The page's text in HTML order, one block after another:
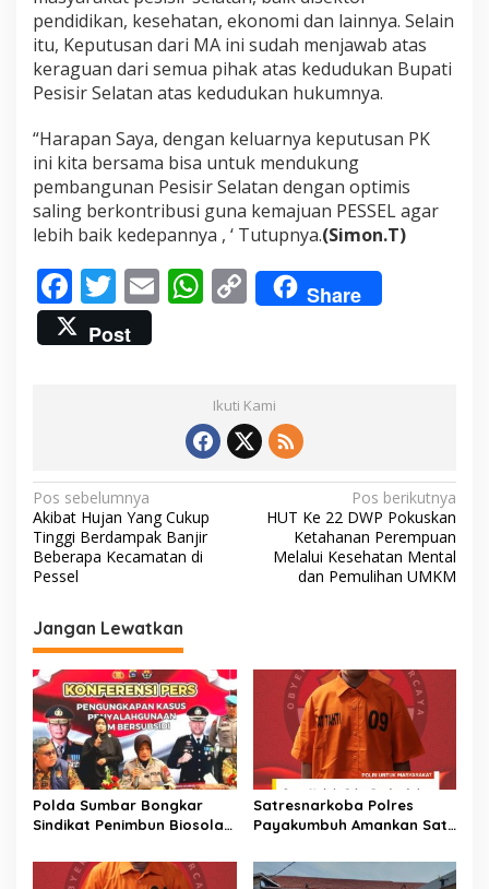
pendidikan, kesehatan, ekonomi dan lainnya. Selain
itu, Keputusan dari MA ini sudah menjawab atas
keraguan dari semua pihak atas kedudukan Bupati
Pesisir Selatan atas kedudukan hukumnya.
“Harapan Saya, dengan keluarnya keputusan PK
ini kita bersama bisa untuk mendukung
pembangunan Pesisir Selatan dengan optimis
saling berkontribusi guna kemajuan PESSEL agar
lebih baik kedepannya , ‘ Tutupnya.(Simon.T)
F
ac
e
k
T
w
itt
E W
s
A
p
p
C
o
y
Li
n
k
Share
Post
Ikuti Kami
N
a
v
i
g
a
s
i
p
o
s
Pos sebelumnya
Akibat Hujan Yang Cukup
Tinggi Berdampak Banjir
Beberapa Kecamatan di
Pessel
Pos berikutnya
HUT Ke 22 DWP Pokuskan
Ketahanan Perempuan
Melalui Kesehatan Mental
dan Pemulihan UMKM
Jangan Lewatkan
Polda Sumbar Bongkar
Sindikat Penimbun Biosolar
Liter Disita
Satresnarkoba Polres
Payakumbuh Amankan Satu
Orang Pelaku Tersangka